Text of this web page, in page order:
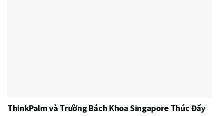
ThinkPalm và Trường Bách Khoa Singapore Thúc Đẩy